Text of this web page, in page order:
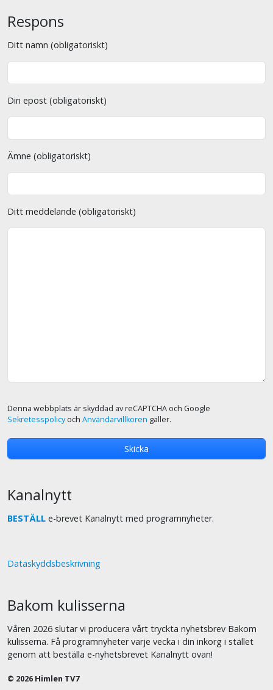
Respons
Ditt namn (obligatoriskt)
Din epost (obligatoriskt)
Ämne (obligatoriskt)
Ditt meddelande (obligatoriskt)
Denna webbplats är skyddad av reCAPTCHA och Google
Sekretesspolicyoch Användarvillkoren gäller.
Kanalnytt
BESTÄLL e-brevet Kanalnytt med programnyheter.
Dataskyddsbeskrivning
Bakom kulisserna
Våren 2026 slutar vi producera vårt tryckta nyhetsbrev Bakom
kulisserna. Få programnyheter varje vecka i din inkorg i stället
genom att beställa e-nyhetsbrevet Kanalnytt ovan!
© 2026 Himlen TV7